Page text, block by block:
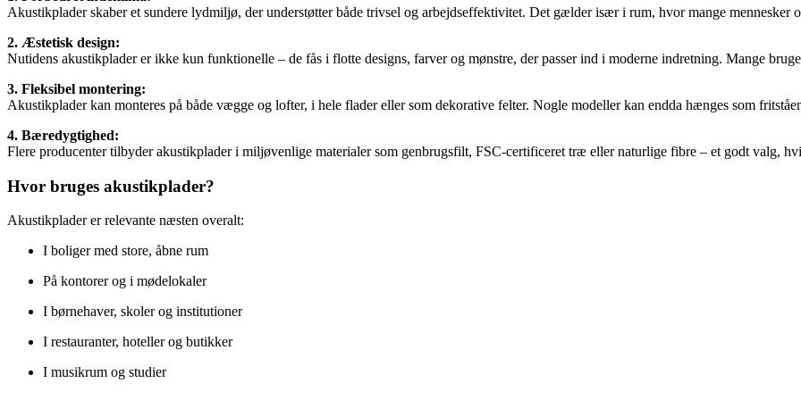
Akustikplader skaber et sundere lydmiljø, der understøtter både trivsel og arbejdseffektivitet. Det gælder især i rum, hvor mange mennesker
2. Æstetisk design:
Nutidens akustikplader er ikke kun funktionelle – de fås i flotte designs, farver og mønstre, der passer ind i moderne indretning. Mange
3. Fleksibel montering:
Akustikplader kan monteres på både vægge og lofter, i hele flader eller som dekorative felter. Nogle modeller kan endda hænges som
4. Bæredygtighed:
Flere producenter tilbyder akustikplader i miljøvenlige materialer som genbrugsfilt, FSC-certificeret træ eller naturlige fibre – et godt valg,
Hvor bruges akustikplader?
Akustikplader er relevante næsten overalt:
I boliger med store, åbne rum
På kontorer og i mødelokaler
I børnehaver, skoler og institutioner
I restauranter, hoteller og butikker
I musikrum og studier